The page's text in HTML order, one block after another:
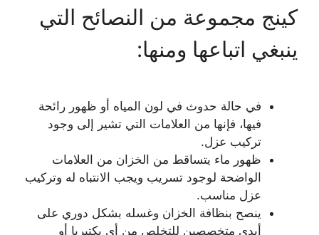
كينج مجموعة من النصائح التي
ينبغي اتباعها ومنها:
في حالة حدوث في لون المياه أو ظهور رائحة
فيها، فإنها من العلامات التي تشير إلى وجود
تركيب عزل.
ظهور ماء يتساقط من الخزان من العلامات
الواضحة لوجود تسريب ويجب الانتباه له وتركيب
عزل مناسب.
ينصح بنظافة الخزان وغسله بشكل دوري على
أيدي متخصصين للتخلص من أي بكتيريا أو